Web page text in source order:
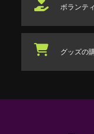
ボランテ
グッズの